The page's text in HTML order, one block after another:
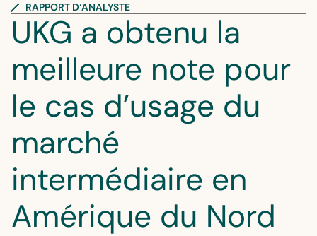
RAPPORT D‘ANALYSTE
UKG a obtenu la
meilleure note pour
le cas d’usage du
marché
intermédiaire en
Amérique du Nord